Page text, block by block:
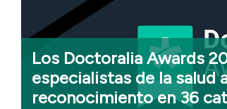
Los Doctoralia Awards
especialistas de la salud
reconocimiento en 36